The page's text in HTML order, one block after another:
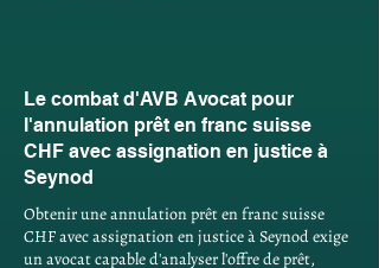
Le combat d'AVB Avocat pour
l'annulation prêt en franc suisse
CHF avec assignation en justice à
Seynod
Obtenir une annulation prêt en franc suisse
CHF avec assignation en justice à Seynod exige
un avocat capable d'analyser l'offre de prêt,